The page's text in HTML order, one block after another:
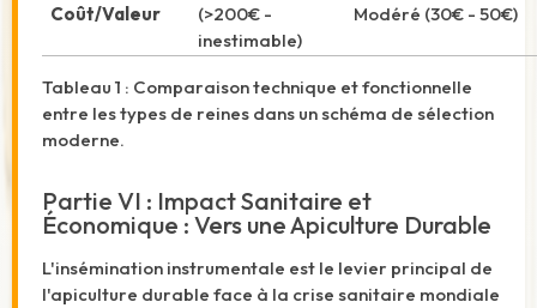
Coût/Valeur
(>200€ -
inestimable)
Modéré (30€ - 50€)
Tableau 1 : Comparaison technique et fonctionnelle
entre les types de reines dans un schéma de sélection
moderne.
Partie VI : Impact Sanitaire et
Économique : Vers une Apiculture Durable
L'insémination instrumentale est le levier principal de
l'apiculture durable face à la crise sanitaire mondiale